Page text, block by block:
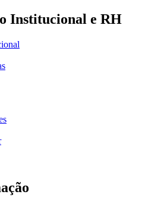
Institucional e RH